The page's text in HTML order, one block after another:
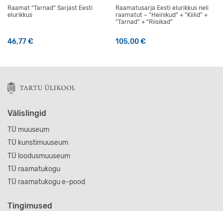
Raamat “Tarnad” Sarjast Eesti
elurikkus
46,77€
Raamatusarja Eesti elurikkus neli
raamatut – “Heinikud” + “Kiilid” +
“Tarnad” + “Riisikad”
105,00€
Välislingid
TÜ muuseum
TÜ kunstimuuseum
TÜ loodusmuuseum
TÜ raamatukogu
TÜ raamatukogu e-pood
Tingimused